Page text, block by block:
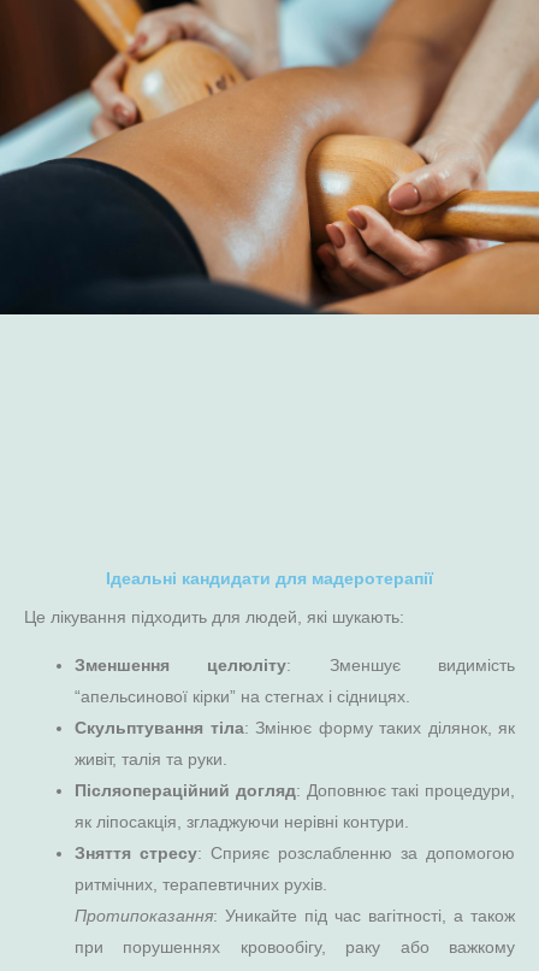
Ідеальні кандидати для мадеротерапії
Це лікування підходить для людей, які шукають:
Зменшення целюліту: Зменшує видимість
“апельсинової кірки” на стегнах і сідницях.
Скульптування тіла: Змінює форму таких ділянок, як
живіт, талія та руки.
Післяопераційний догляд: Доповнює такі процедури,
як ліпосакція, згладжуючи нерівні контури.
Зняття стресу: Сприяє розслабленню за допомогою
ритмічних, терапевтичних рухів.
Протипоказання: Уникайте під час вагітності, а також
при порушеннях кровообігу, раку або важкому